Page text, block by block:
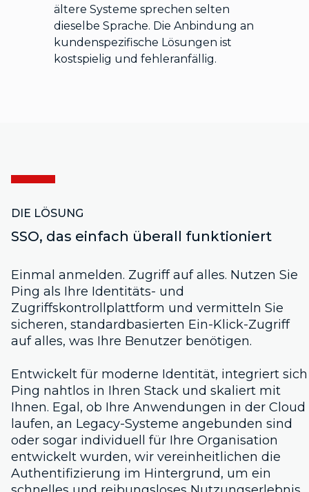
ältere Systeme sprechen selten
dieselbe Sprache. Die Anbindung an
kundenspezifische Lösungen ist
kostspielig und fehleranfällig.
DIE LÖSUNG
SSO, das einfach überall funktioniert
Einmal anmelden. Zugriff auf alles. Nutzen Sie
Ping als Ihre Identitäts- und
Zugriffskontrollplattform und vermitteln Sie
sicheren, standardbasierten Ein-Klick-Zugriff
auf alles, was Ihre Benutzer benötigen.
Entwickelt für moderne Identität, integriert sich
Ping nahtlos in Ihren Stack und skaliert mit
Ihnen. Egal, ob Ihre Anwendungen in der Cloud
laufen, an Legacy-Systeme angebunden sind
oder sogar individuell für Ihre Organisation
entwickelt wurden, wir vereinheitlichen die
Authentifizierung im Hintergrund, um ein